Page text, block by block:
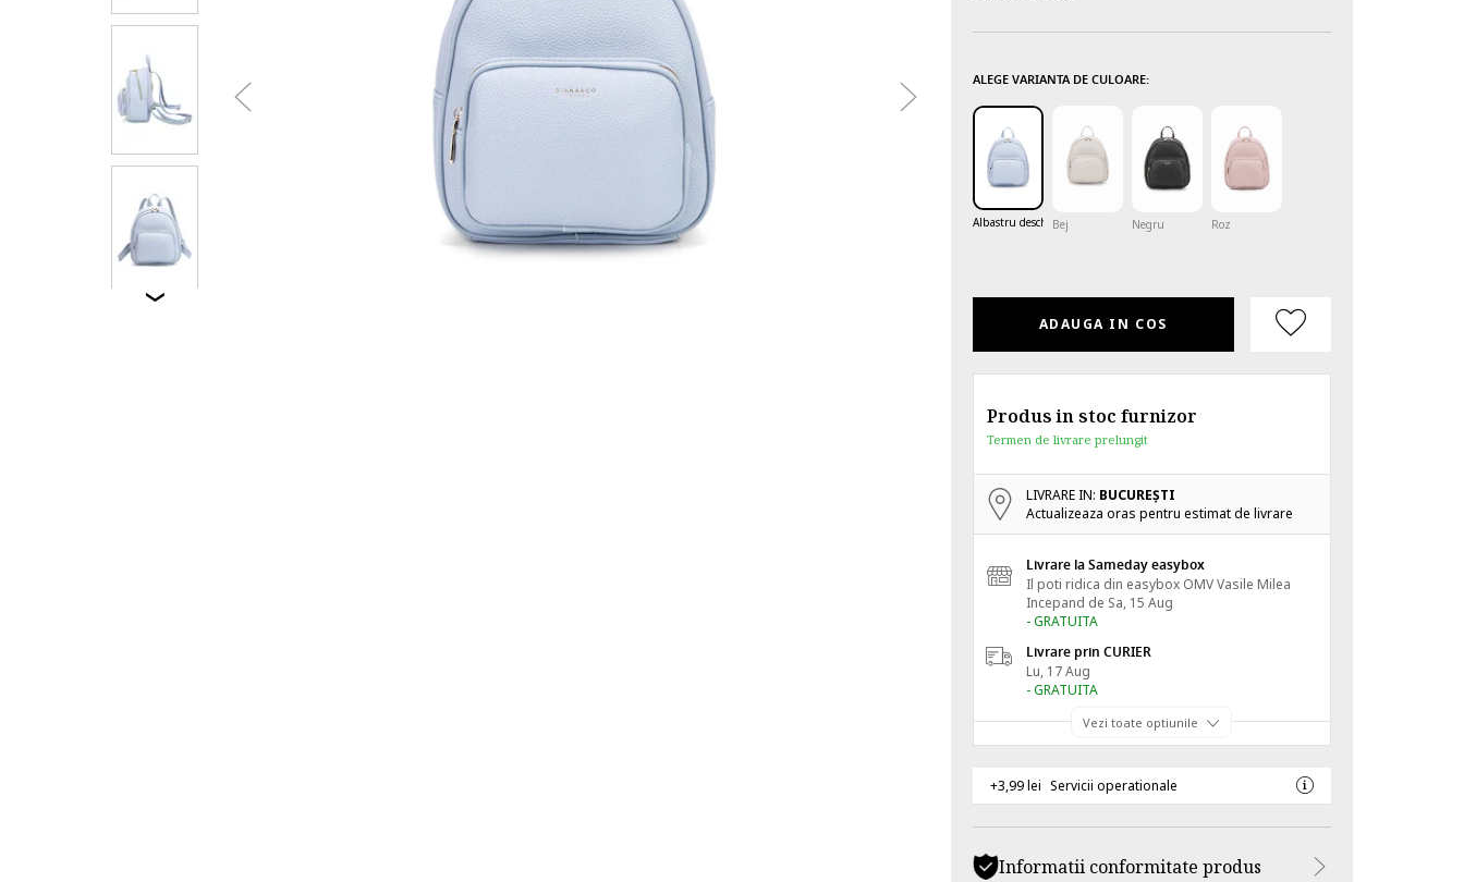
ALEGE VARIANTA DE CULOARE:
Albastru deschisBej Negru Roz
ADAUGA IN COS
Produs in stoc furnizor
Termen de livrare prelungit
LIVRARE IN: BUCUREŞTI
Actualizeaza oras pentru estimat de livrare
Livrare la Sameday easybox
Il poti ridica din easybox OMV Vasile Milea
Incepand de Sa, 15 Aug
- GRATUITA
Livrare prin CURIER
Lu, 17 Aug
- GRATUITA
Vezi toate optiunile
+3,99 lei Servicii operationale
Informatii conformitate produs